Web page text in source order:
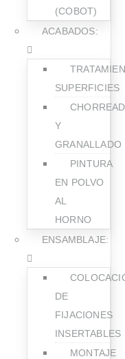
(COBOT)
ACABADOS:
SUPERFICIES
Y
GRANALLADO
PINTURA
EN POLVO
AL
HORNO
ENSAMBLAJE:
DE
FIJACIONES
INSERTABLES
MONTAJE